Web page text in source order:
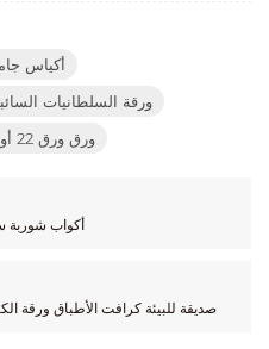
أكياس
ورقة السلطانيات
ورق ورق 22 أوقية
أكواب شوربة
100٪ صديقة للبيئة كرافت الأطباق